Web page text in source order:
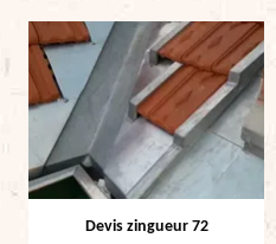
Devis zingueur 72